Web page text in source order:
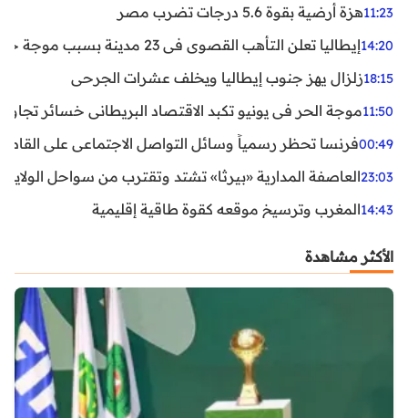
11:23هزة أرضية بقوة 5.6 درجات تضرب مصر
14:20إيطاليا تعلن التأهب القصوى في 23 مدينة بسبب موجة حر شديدة
18:15زلزال يهز جنوب إيطاليا ويخلف عشرات الجرحى
11:50موجة الحر في يونيو تكبد الاقتصاد البريطاني خسائر تجاوزت 1.5 مليار
00:49فرنسا تحظر رسمياً وسائل التواصل الاجتماعي على القاصرين
23:03العاصفة المدارية «بيرثا» تشتد وتقترب من سواحل
14:43المغرب وترسيخ موقعه كقوة طاقية إقليمية
الأكثر مشاهدة